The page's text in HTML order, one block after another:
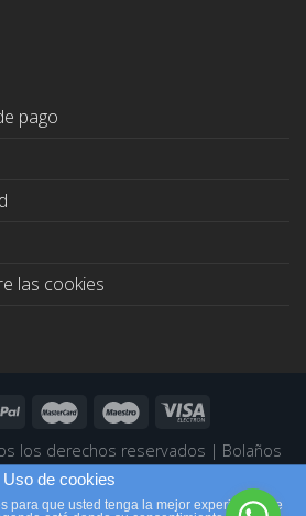
pago
las cookies
los derechos reservados | Bolaños
Páginas Web Profesionales
Uso de cookies
para que usted tenga la mejor experiencia de